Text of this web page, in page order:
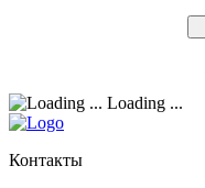
Loading ...
Контакты